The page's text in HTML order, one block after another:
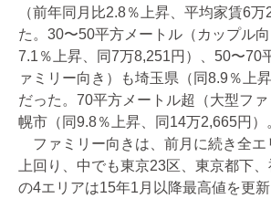
（前年同月比2.8％上昇、平均家賃6
た。30〜50平方メートル（カップル
7.1％上昇、同7万8,251円）、50〜70
ァミリー向き）も埼玉県（同8.9％上
だった。70平方メートル超（大型フ
幌市（同9.8％上昇、同14万2,665円）
ファミリー向きは、前月に続き全エ
上回り、中でも東京23区、東京都下
の4エリアは15年1月以降最高値を更新